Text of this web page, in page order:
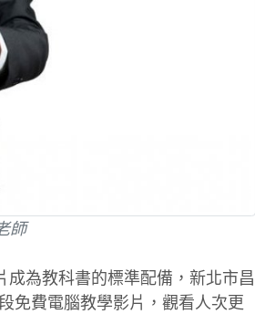
師
為教科書的標準配備，新北市昌
免費電腦教學影片，觀看人次更